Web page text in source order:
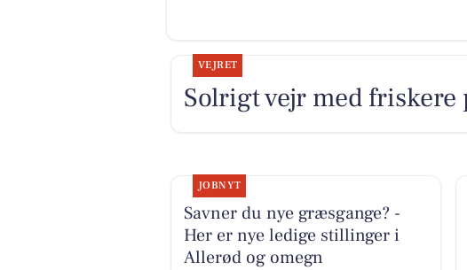
VEJRET
Solrigt vejr med friskere
JOBNYT
Savner du nye græsgange? -
Her er nye ledige stillinger i
Allerød og omegn